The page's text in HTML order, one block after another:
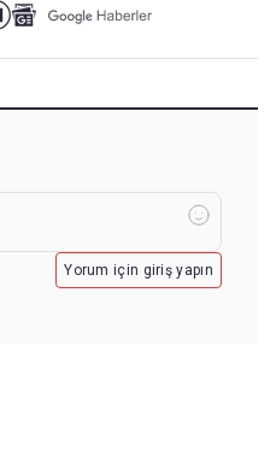
Yorum için giriş yapın